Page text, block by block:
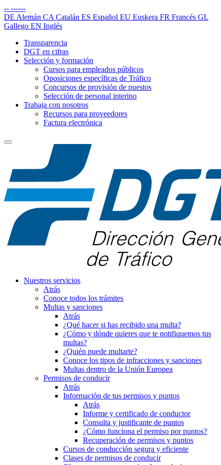
-- ------
DE Alemán CA Catalán ES Español EU Euskera FR Francés GL
Gallego EN Inglés
Transparencia
DGT en cifras
Selección y formación
Cursos para empleados públicos
Oposiciones específicas de Tráfico
Concursos de provisión de puestos
Selección de personal interino
Trabaja con nosotros
Recursos para proveedores
Factura electrónica
Nuestros servicios
Atrás
Conoce todos los trámites
Multas y sanciones
Atrás
¿Qué hacer si has recibido una multa?
¿Cómo y dónde quieres que te notifiquemos tus
multas?
¿Quién puede multarte?
Conoce los tipos de infracciones y sanciones
Multas dentro de la Unión Europea
Permisos de conducir
Atrás
Información de tus permisos y puntos
Atrás
Informe y certificado de conductor
Consulta y justificante de puntos
¿Cómo funciona el permiso por puntos?
Recuperación de permisos y puntos
Cursos de conducción segura y eficiente
Clases de permisos de conducir